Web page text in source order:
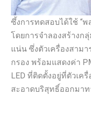
ซึ้งการทดสอบได้ใช้ “
โดยการจำลองสร้างก
แน่น ซึ่งตัวเครื่องสาม
กรอง พร้อมแสดงค่า
LED ที่ติดตั้งอยู่ที่ตัวเค
สะอาดบริสุทธิ์ออกมาท